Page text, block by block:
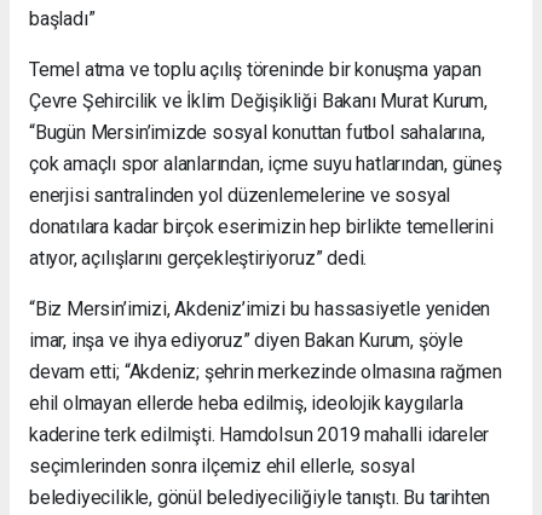
başladı”
Temel atma ve toplu açılış töreninde bir konuşma yapan
Çevre Şehircilik ve İklim Değişikliği Bakanı Murat Kurum,
“Bugün Mersin’imizde sosyal konuttan futbol sahalarına,
çok amaçlı spor alanlarından, içme suyu hatlarından, güneş
enerjisi santralinden yol düzenlemelerine ve sosyal
donatılara kadar birçok eserimizin hep birlikte temellerini
atıyor, açılışlarını gerçekleştiriyoruz” dedi.
“Biz Mersin’imizi, Akdeniz’imizi bu hassasiyetle yeniden
imar, inşa ve ihya ediyoruz” diyen Bakan Kurum, şöyle
devam etti; “Akdeniz; şehrin merkezinde olmasına rağmen
ehil olmayan ellerde heba edilmiş, ideolojik kaygılarla
kaderine terk edilmişti. Hamdolsun 2019 mahalli idareler
seçimlerinden sonra ilçemiz ehil ellerle, sosyal
belediyecilikle, gönül belediyeciliğiyle tanıştı. Bu tarihten